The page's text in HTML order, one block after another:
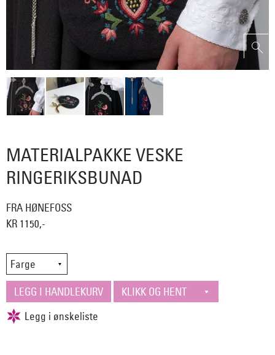
MATERIALPAKKE VESKE
RINGERIKSBUNAD
FRA HØNEFOSS
KR 1150,-